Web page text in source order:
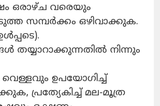
ഒരാഴ്ച വരെയും
സമ്പര്‍ക്കം ഒഴിവാക്കുക.
തയ്യാറാക്കുന്നതില്‍ നിന്നും
ഉപയോഗിച്ച്
പ്രത്യേകിച്ച് മല-മൂത്ര